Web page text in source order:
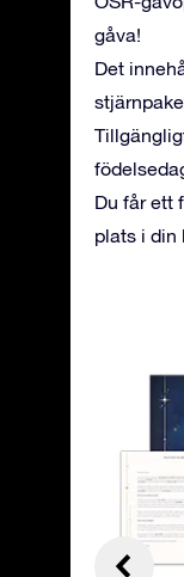
gåva!
Det
Du får ett
plats i din